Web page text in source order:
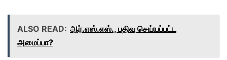
ALSO READ: ஆர்.எஸ்.எஸ்., பதிவு செய்யப்பட்ட
அமைப்பா?